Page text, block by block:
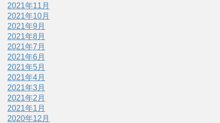
2021年11月
2021年10月
2021年9月
2021年8月
2021年7月
2021年6月
2021年5月
2021年4月
2021年3月
2021年2月
2021年1月
2020年12月